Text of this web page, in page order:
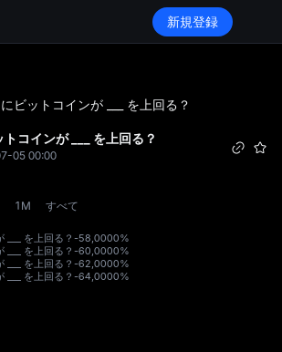
新規登録
ビットコインが ___ を上回る？
コインが ___ を上回る？
05 00:00
1M すべて
___ を上回る？-58,0000%
___ を上回る？-60,0000%
___ を上回る？-62,0000%
___ を上回る？-64,0000%